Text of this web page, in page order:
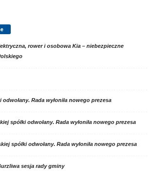
rower i osobowa Kia – niebezpieczne
odwołany. Rada wyłoniła nowego prezesa
spółki odwołany. Rada wyłoniła nowego prezesa
spółki odwołany. Rada wyłoniła nowego prezesa
sesja rady gminy